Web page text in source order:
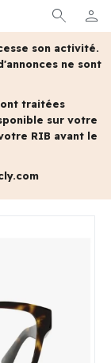
search person
MON
son activité.
ne sont
traitées
sur votre
RIB avant le